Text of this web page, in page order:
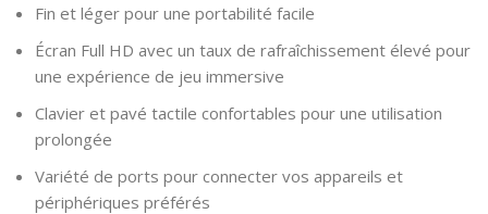
Fin et léger pour une portabilité facile
Écran Full HD avec un taux de rafraîchissement élevé pour
une expérience de jeu immersive
Clavier et pavé tactile confortables pour une utilisation
prolongée
Variété de ports pour connecter vos appareils et
périphériques préférés